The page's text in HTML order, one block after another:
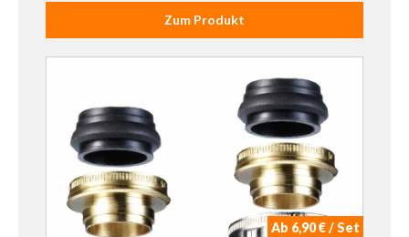
Zum Produkt
Ab 6,90 € / Set